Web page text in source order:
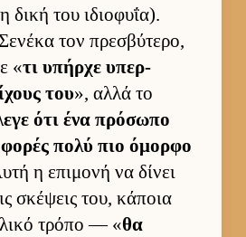
δική του ιδιο­φυΐα).
τον πρεσβύτερο,
«τι υπήρχε υπερ­
του», αλλά το
ότι ένα πρόσωπο
φορές πολύ πιο όμορφο
η επιμονή να δίνει
σκέψεις του, κάποια
τρόπο — «θα